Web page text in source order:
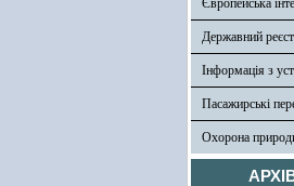
Європейська
Державний
Інформація з
Пасажирські
Охорона